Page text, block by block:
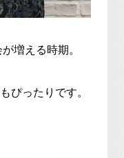
増える時期。
ぴったりです。